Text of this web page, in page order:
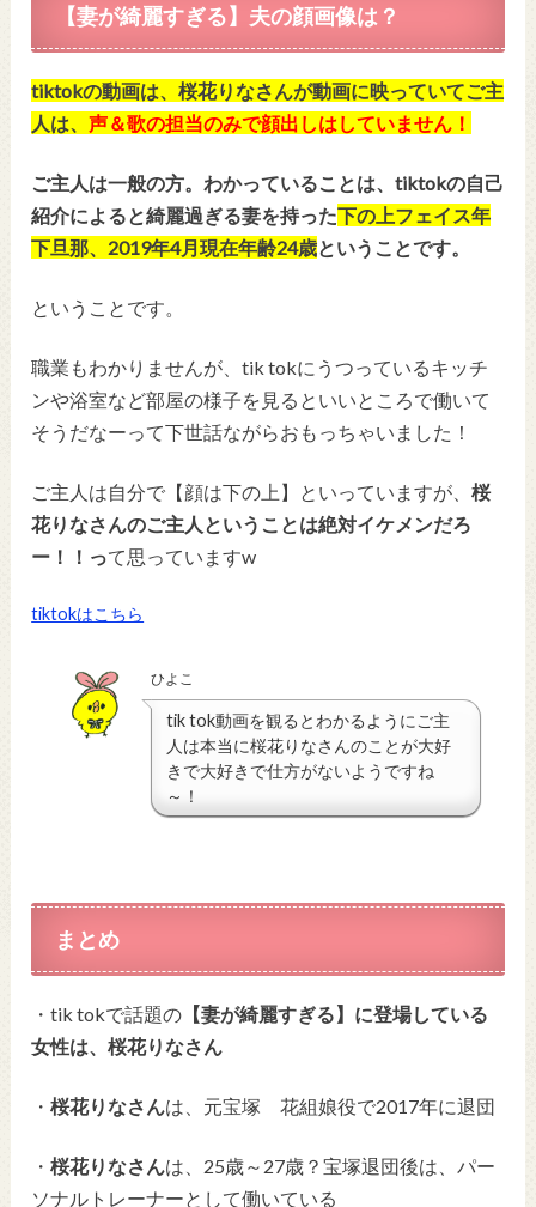
【妻が綺麗すぎる】夫の顔画像は？
tiktokの動画は、桜花りなさんが動画に映っていてご主
人は、声＆歌の担当のみで顔出しはしていません！
ご主人は一般の方。わかっていることは、tiktokの自己
紹介によると綺麗過ぎる妻を持った下の上フェイス年
下旦那、2019年4月現在年齢24歳ということです。
ということです。
職業もわかりませんが、tik tokにうつっているキッチ
ンや浴室など部屋の様子を見るといいところで働いて
そうだなーって下世話ながらおもっちゃいました！
ご主人は自分で【顔は下の上】といっていますが、桜
花りなさんのご主人ということは絶対イケメンだろ
ー！！って思っていますw
tiktokはこちら
ひよこ
tik tok動画を観るとわかるようにご主
人は本当に桜花りなさんのことが大好
きで大好きで仕方がないようですね
～！
まとめ
・tik tokで話題の 【妻が綺麗すぎる】に登場している
女性は、桜花りなさん
・桜花りなさんは、元宝塚 花組娘役で2017年に退団
・桜花りなさんは、25歳～27歳？宝塚退団後は、パー
ソナルトレーナーとして働いている